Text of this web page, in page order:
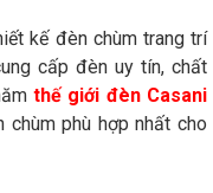
kế đèn chùm trang trí
cấp đèn uy tín, chất
thế giới đèn Casani
phù hợp nhất cho